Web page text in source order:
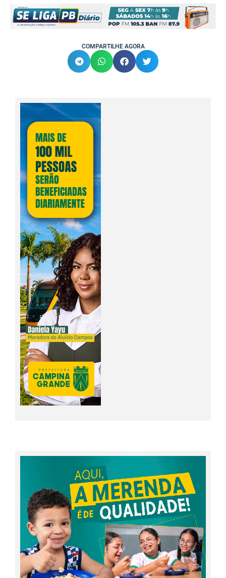
COMPARTILHE AGORA